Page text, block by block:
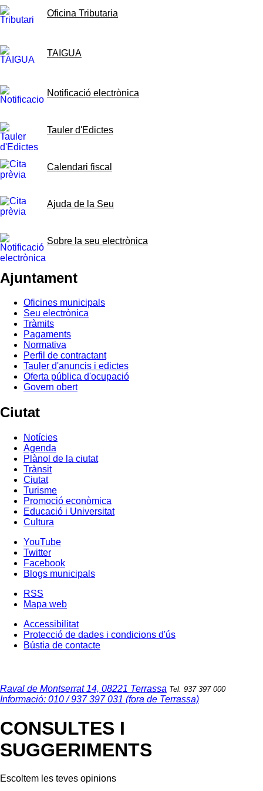
Oficina Tributaria
TAIGUA
Notificació electrònica
Tauler d'Edictes
Calendari fiscal
Ajuda de la Seu
Sobre la seu electrònica
Ajuntament
Oficines municipals
Seu electrònica
Tràmits
Pagaments
Normativa
Perfil de contractant
Tauler d'anuncis i edictes
Oferta pública d'ocupació
Govern obert
Ciutat
Notícies
Agenda
Plànol de la ciutat
Trànsit
Ciutat
Turisme
Promoció econòmica
Educació i Universitat
Cultura
YouTube
Twitter
Facebook
Blogs municipals
RSS
Mapa web
Accessibilitat
Protecció de dades i condicions d'ús
Bústia de contacte
Raval de Montserrat 14, 08221 Terrassa Tel. 937 397 000
Informació: 010 / 937 397 031 (fora de Terrassa)
CONSULTES I
SUGGERIMENTS
Escoltem les teves opinions